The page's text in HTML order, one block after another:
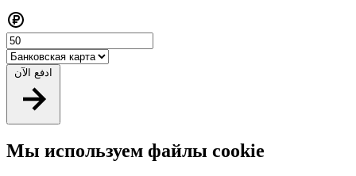
ادفع الآن
Мы используем файлы cookie